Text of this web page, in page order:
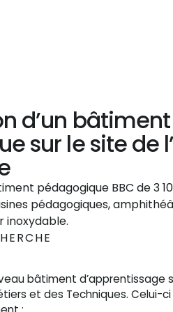
d’un bâtiment
sur le site de
pédagogique BBC de 3
pédagogiques,
bâtiment d’apprentissage
et des Techniques. Celui-ci